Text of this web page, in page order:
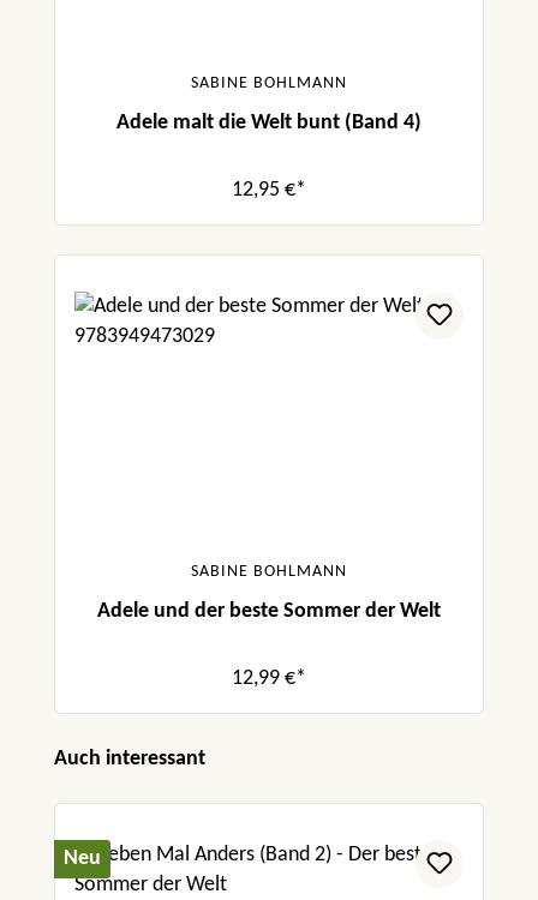
SABINE BOHLMANN
Adele malt die Welt bunt (Band 4)
12,95 €*
SABINE BOHLMANN
Adele und der beste Sommer der Welt
12,99 €*
Produktgalerie überspringen
Auch interessant
Neu